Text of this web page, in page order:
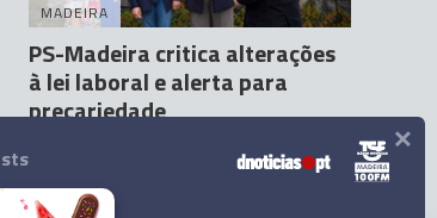
MADEIRA
PS-Madeira critica alterações
à lei laboral e alerta para
precariedade ×